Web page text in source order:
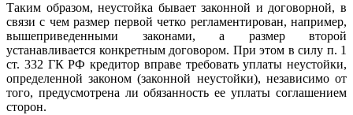
Таким образом, неустойка бывает законной и договорной, в
связи с чем размер первой четко регламентирован, например,
вышеприведенными законами, а размер второй
устанавливается конкретным договором. При этом в силу п. 1
ст. 332 ГК РФ кредитор вправе требовать уплаты неустойки,
определенной законом (законной неустойки), независимо от
того, предусмотрена ли обязанность ее уплаты соглашением
сторон.